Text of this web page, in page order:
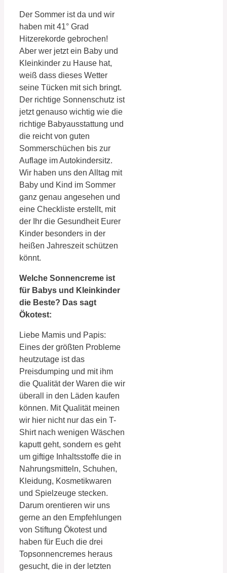
Der Sommer ist da und wir
haben mit 41° Grad
Hitzerekorde gebrochen!
Aber wer jetzt ein Baby und
Kleinkinder zu Hause hat,
weiß dass dieses Wetter
seine Tücken mit sich bringt.
Der richtige Sonnenschutz ist
jetzt genauso wichtig wie die
richtige Babyausstattung und
die reicht von guten
Sommerschüchen bis zur
Auflage im Autokindersitz.
Wir haben uns den Alltag mit
Baby und Kind im Sommer
ganz genau angesehen und
eine Checkliste erstellt, mit
der Ihr die Gesundheit Eurer
Kinder besonders in der
heißen Jahreszeit schützen
könnt.
Welche Sonnencreme ist
für Babys und Kleinkinder
die Beste? Das sagt
Ökotest:
Liebe Mamis und Papis:
Eines der größten Probleme
heutzutage ist das
Preisdumping und mit ihm
die Qualität der Waren die wir
überall in den Läden kaufen
können. Mit Qualität meinen
wir hier nicht nur das ein T-
Shirt nach wenigen Wäschen
kaputt geht, sondern es geht
um giftige Inhaltsstoffe die in
Nahrungsmitteln, Schuhen,
Kleidung, Kosmetikwaren
und Spielzeuge stecken.
Darum orentieren wir uns
gerne an den Empfehlungen
von Stiftung Ökotest und
haben für Euch die drei
Topsonnencremes heraus
gesucht, die in der letzten